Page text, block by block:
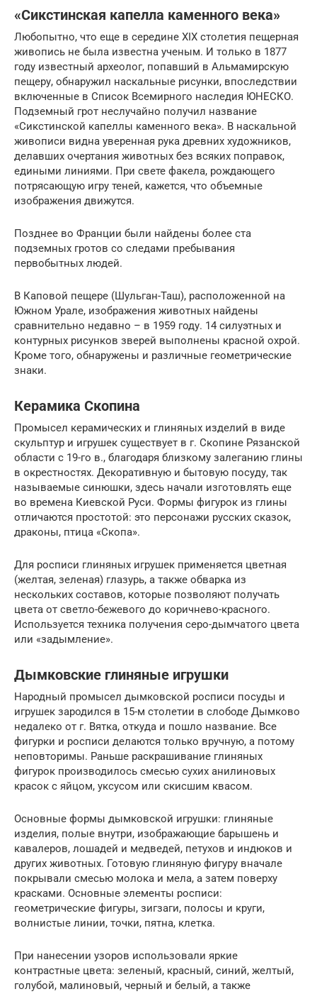
«Сикстинская капелла каменного века»
Любопытно, что еще в середине XIX столетия пещерная
живопись не была известна ученым. И только в 1877
году известный археолог, попавший в Альмамирскую
пещеру, обнаружил наскальные рисунки, впоследствии
включенные в Список Всемирного наследия ЮНЕСКО.
Подземный грот неслучайно получил название
«Сикстинской капеллы каменного века». В наскальной
живописи видна уверенная рука древних художников,
делавших очертания животных без всяких поправок,
едиными линиями. При свете факела, рождающего
потрясающую игру теней, кажется, что объемные
изображения движутся.
Позднее во Франции были найдены более ста
подземных гротов со следами пребывания
первобытных людей.
В Каповой пещере (Шульган-Таш), расположенной на
Южном Урале, изображения животных найдены
сравнительно недавно – в 1959 году. 14 силуэтных и
контурных рисунков зверей выполнены красной охрой.
Кроме того, обнаружены и различные геометрические
знаки.
Керамика Скопина
Промысел керамических и глиняных изделий в виде
скульптур и игрушек существует в г. Скопине Рязанской
области с 19-го в., благодаря близкому залеганию глины
в окрестностях. Декоративную и бытовую посуду, так
называемые синюшки, здесь начали изготовлять еще
во времена Киевской Руси. Формы фигурок из глины
отличаются простотой: это персонажи русских сказок,
драконы, птица «Скопа».
Для росписи глиняных игрушек применяется цветная
(желтая, зеленая) глазурь, а также обварка из
нескольких составов, которые позволяют получать
цвета от светло-бежевого до коричнево-красного.
Используется техника получения серо-дымчатого цвета
или «задымление».
Дымковские глиняные игрушки
Народный промысел дымковской росписи посуды и
игрушек зародился в 15-м столетии в слободе Дымково
недалеко от г. Вятка, откуда и пошло название. Все
фигурки и росписи делаются только вручную, а потому
неповторимы. Раньше раскрашивание глиняных
фигурок производилось смесью сухих анилиновых
красок с яйцом, уксусом или скисшим квасом.
Основные формы дымковской игрушки: глиняные
изделия, полые внутри, изображающие барышень и
кавалеров, лошадей и медведей, петухов и индюков и
других животных. Готовую глиняную фигуру вначале
покрывали смесью молока и мела, а затем поверху
красками. Основные элементы росписи:
геометрические фигуры, зигзаги, полосы и круги,
волнистые линии, точки, пятна, клетка.
При нанесении узоров использовали яркие
контрастные цвета: зеленый, красный, синий, желтый,
голубой, малиновый, черный и белый, а также